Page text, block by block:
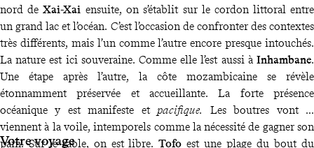
nord de Xai-Xai ensuite, on s’établit sur le cordon littoral entre
un grand lac et l’océan. C’est l’occasion de confronter des contextes
très différents, mais l’un comme l’autre encore presque intouchés.
La nature est ici souveraine. Comme elle l’est aussi à Inhambane.
Une étape après l’autre, la côte mozambicaine se révèle
étonnamment préservée et accueillante. La forte présence
océanique y est manifeste et pacifique.
Les boutres vont et
viennent à la voile, intemporels comme la nécessité de gagner son
pain. Sur le sable, on est libre. Tofo est une plage du bout du
Votre voyage